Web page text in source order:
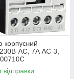
корпусний
АС, 7А AC-3,
відправки